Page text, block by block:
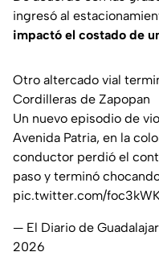
ingresó al
impactó el costado de
Otro altercado vial
Cordilleras de Zapopan
Un nuevo episodio de
Avenida Patria, en la
conductor perdió el
paso y terminó
pic.twitter.com/
— El Diario de
2026